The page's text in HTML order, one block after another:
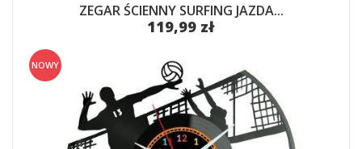
ZEGAR ŚCIENNY SURFING JAZDA...
119,99 zł
NOWY